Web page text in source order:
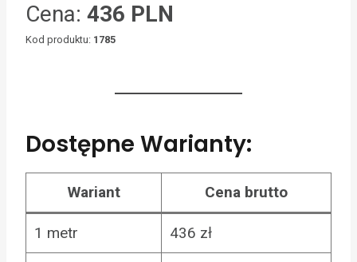
Cena: 436 PLN
Kod produktu: 1785
Dostępne Warianty:
Wariant Cena brutto
1 metr 436 zł